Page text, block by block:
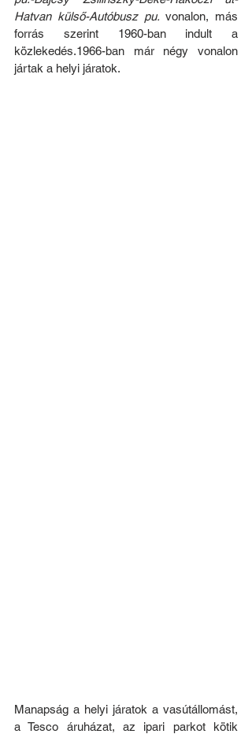
Hatvan külső-Autóbusz pu. vonalon, más
forrás szerint 1960-ban indult a
közlekedés.1966-ban már négy vonalon
jártak a helyi járatok.
Manapság a helyi járatok a vasútállomást,
a Tesco áruházat, az ipari parkot kötik